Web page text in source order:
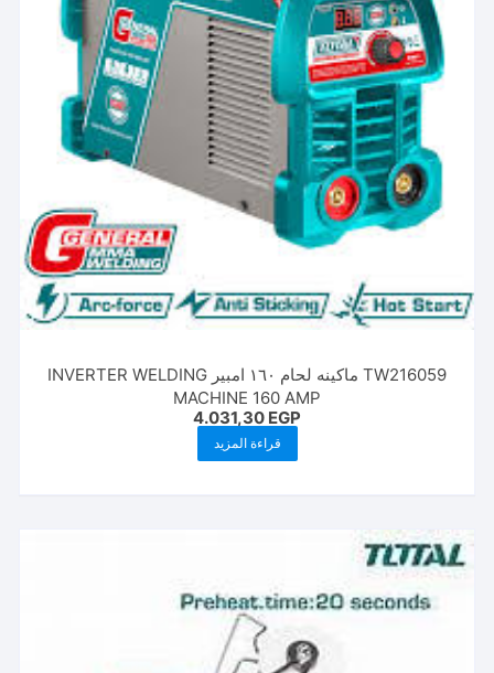
TW216059 ماكينه لحام ١٦٠ امبير INVERTER WELDING
MACHINE 160 AMP
4.031,30 EGP
قراءة المزيد